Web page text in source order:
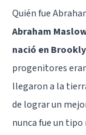
Quién fue
Abraham
nació en
progenitores
llegaron a la
de lograr un
nunca fue un tipo